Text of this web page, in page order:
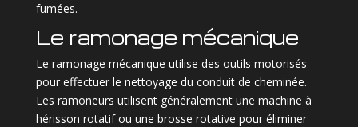
fumées.
Le ramonage mécanique
Le ramonage mécanique utilise des outils motorisés
pour effectuer le nettoyage du conduit de cheminée.
Les ramoneurs utilisent généralement une machine à
hérisson rotatif ou une brosse rotative pour éliminer